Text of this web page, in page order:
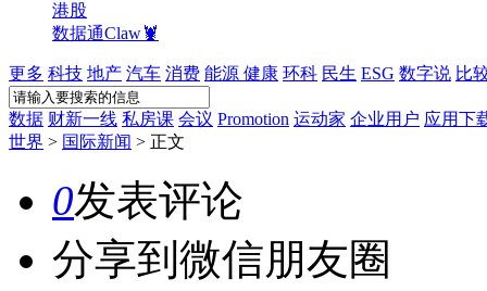
港股
数据通Claw🦞
更多 科技 地产 汽车 消费 能源 健康 环科 民生 ESG 数字说 比
数据 财新一线 私房课 会议 Promotion 运动家 企业用户 应用下
世界 > 国际新闻 > 正文
0发表评论
分享到微信朋友圈